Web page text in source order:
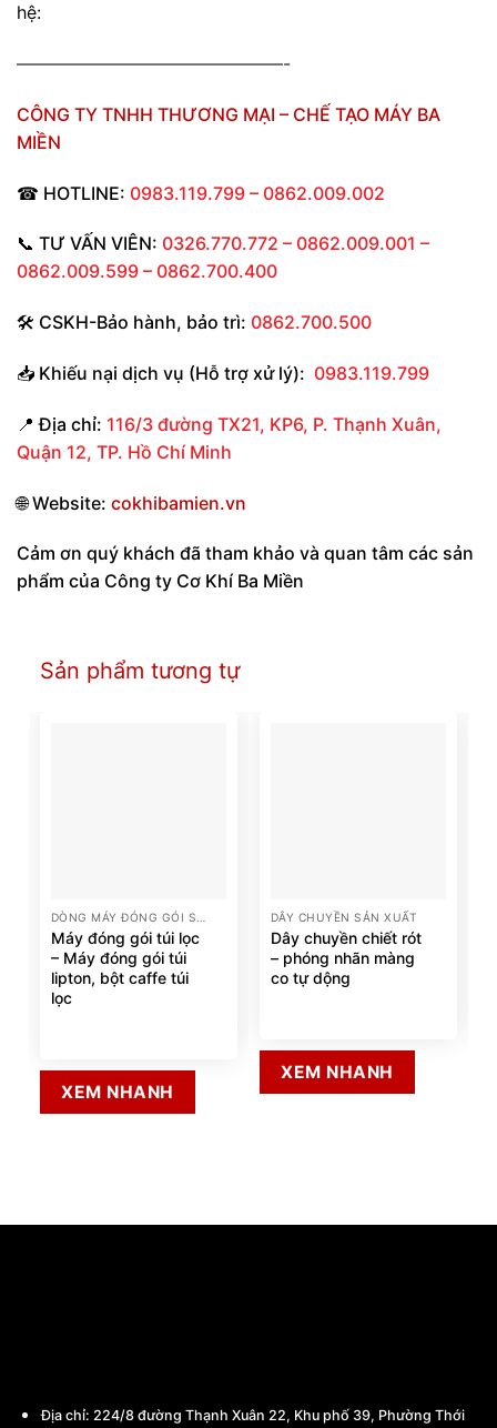
hệ:
———————————————-
CÔNG TY TNHH THƯƠNG MẠI – CHẾ TẠO MÁY BA
MIỀN
☎ HOTLINE: 0983.119.799 – 0862.009.002
📞 TƯ VẤN VIÊN: 0326.770.772 – 0862.009.001 –
0862.009.599 – 0862.700.400
🛠 CSKH-Bảo hành, bảo trì: 0862.700.500
📥 Khiếu nại dịch vụ (Hỗ trợ xử lý): 0983.119.799
📍 Địa chỉ: 116/3 đường TX21, KP6, P. Thạnh Xuân,
Quận 12, TP. Hồ Chí Minh
🌐Website: cokhibamien.vn
Cảm ơn quý khách đã tham khảo và quan tâm các sản
phẩm của Công ty Cơ Khí Ba Miền
Sản phẩm tương tự
Máy đóng gói túi lọc
– Máy đóng gói túi
lipton, bột caffe túi
lọc
XEM NHANH
DÂY CHUYỀN SẢN XUẤT
Dây chuyền chiết rót
– phóng nhãn màng
co tự dộng
XEM NHANH
Địa chỉ: 224/8 đường Thạnh Xuân 22, Khu phố 39, Phường Thới